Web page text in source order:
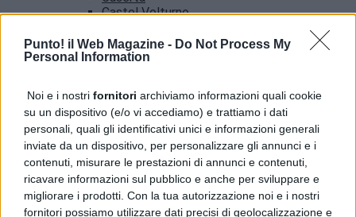
Punto! il Web Magazine - Do Not Process My
Personal Information
Noi e i nostri fornitori archiviamo informazioni quali cookie
su un dispositivo (e/o vi accediamo) e trattiamo i dati
personali, quali gli identificativi unici e informazioni generali
inviate da un dispositivo, per personalizzare gli annunci e i
contenuti, misurare le prestazioni di annunci e contenuti,
ricavare informazioni sul pubblico e anche per sviluppare e
migliorare i prodotti. Con la tua autorizzazione noi e i nostri
fornitori possiamo utilizzare dati precisi di geolocalizzazione e
Castel Volturno
Provincia di Salerno
Salerno
Amalfi
Angri
Castellabate
News